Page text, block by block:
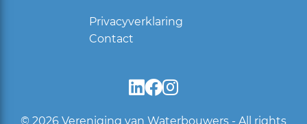
Privacyverklaring
Contact
© 2026Vereniging van Waterbouwers - All rights